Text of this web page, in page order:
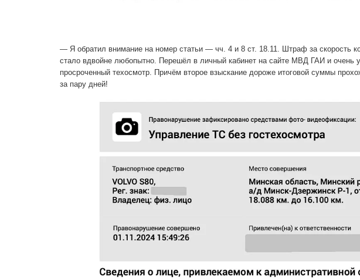
— Я обратил внимание на номер статьи — чч. 4 и 8 ст. 18.11. Штраф за скорость
стало вдвойне любопытно. Перешёл в личный кабинет на сайте МВД ГАИ и
просроченный техосмотр. Причём второе взыскание дороже итоговой суммы
за пару дней!